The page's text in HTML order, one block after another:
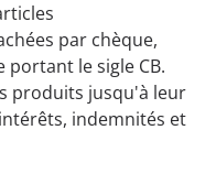
par chèque,
le sigle CB.
produits jusqu'à leur
indemnités et